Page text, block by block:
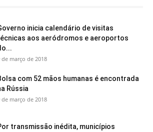
inicia calendário de visitas
aos aeródromos e aeroportos
de março de 2018
com 52 mãos humanas é encontrada
Rússia
de março de 2018
transmissão inédita, municípios